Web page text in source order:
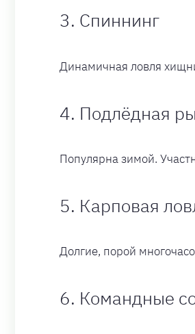
3. Спиннинг
Динамичная ловля
4. Подлёдная
Популярна зимой.
5. Карповая
Долгие, порой
6. Командные